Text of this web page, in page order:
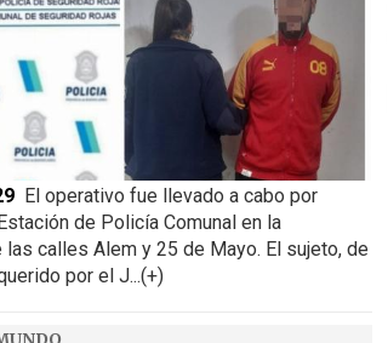
El operativo fue llevado a cabo por
de Policía Comunal en la
calles Alem y 25 de Mayo. El sujeto, de
por el J...(+)